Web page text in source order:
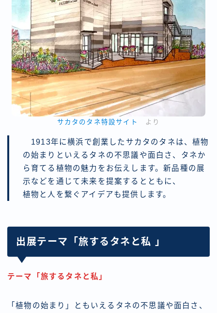
サカタのタネ特設サイト より
1913年に横浜で創業したサカタのタネは、植物
の始まりといえるタネの不思議や面白さ、タネか
ら育てる植物の魅力をお伝えします。新品種の展
示などを通じて未来を提案するとともに、
植物と人を繋ぐアイデアも提供します。
出展テーマ「旅するタネと私 」
テーマ「旅するタネと私」
「植物の始まり」ともいえるタネの不思議や面白さ、